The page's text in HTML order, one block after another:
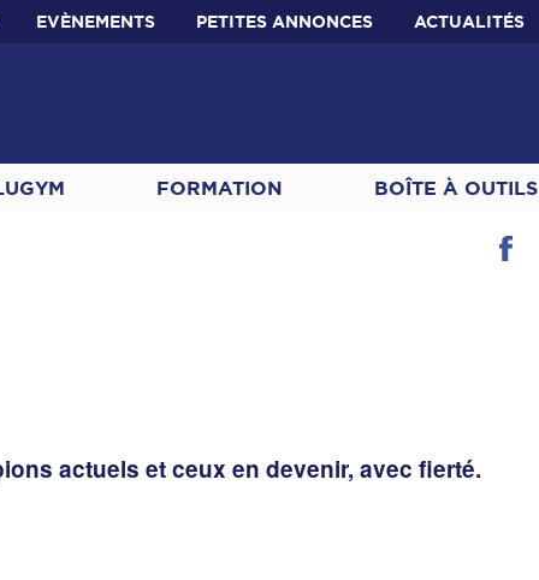
EVÈNEMENTS PETITES ANNONCES ACTUALITÉS
FORMATION BOÎTE À OUTILS
actuels et ceux en devenir, avec fierté.